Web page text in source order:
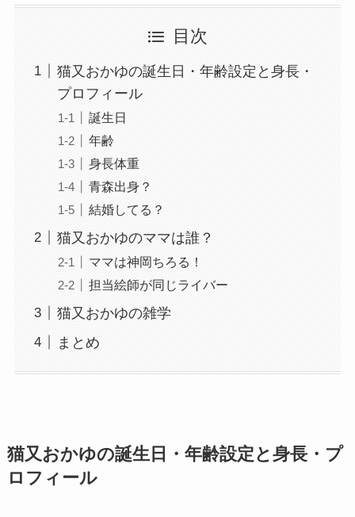
目次
猫又おかゆの誕生日・年齢設定と身長・
プロフィール
誕生日
年齢
身長体重
青森出身？
結婚してる？
猫又おかゆのママは誰？
ママは神岡ちろる！
担当絵師が同じライバー
猫又おかゆの雑学
まとめ
猫又おかゆの誕生日・年齢設定と身長・プ
ロフィール